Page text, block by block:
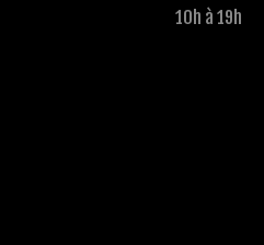
10h à 19h